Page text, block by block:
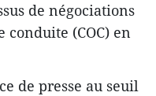
de négociations
(COC) en
de presse au seuil